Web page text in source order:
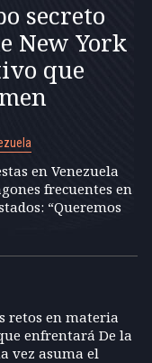
secreto
New York
que
en Venezuela
frecuentes en
“Queremos
retos en materia
enfrentará De la
vez asuma el